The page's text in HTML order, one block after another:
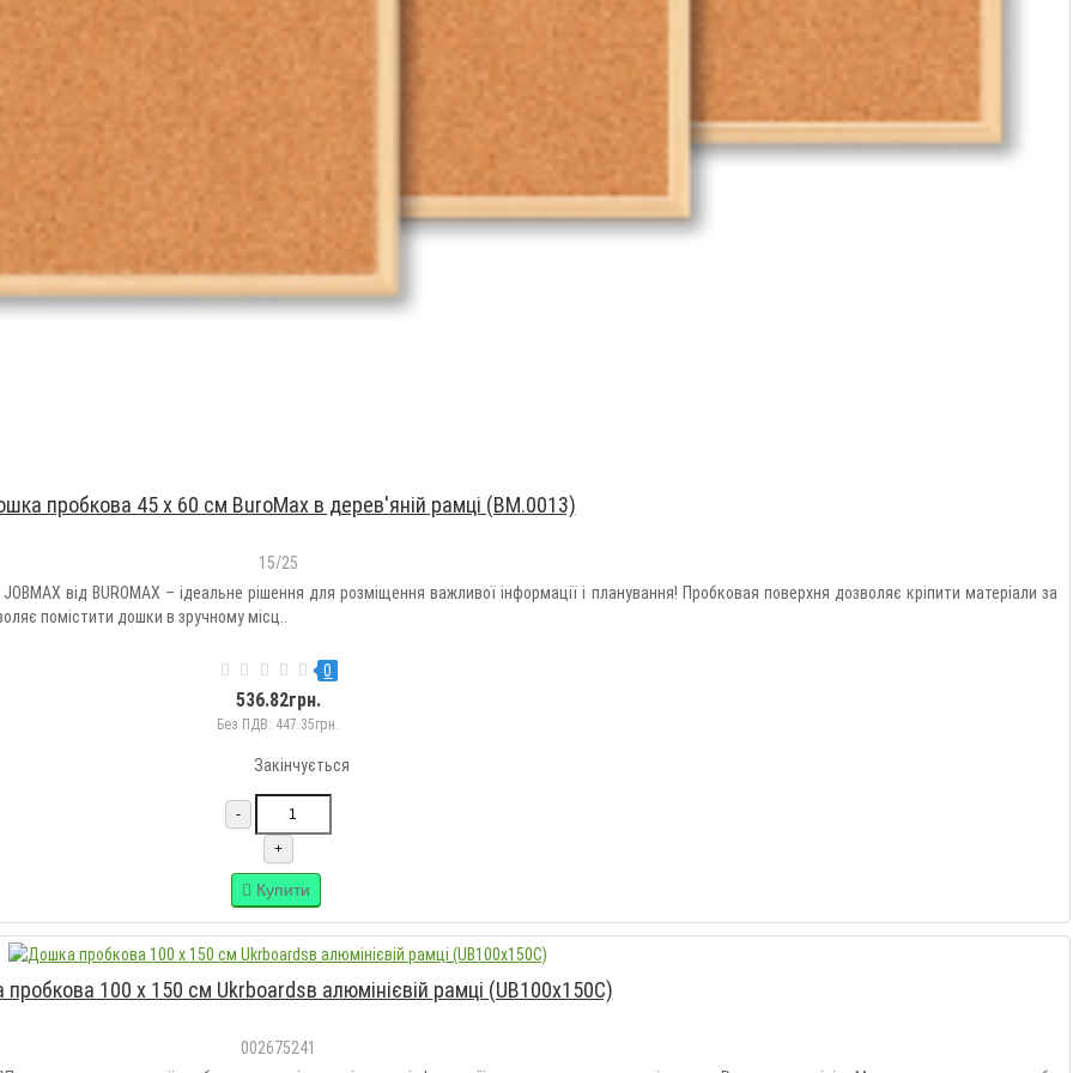
пробкова 45 х 60 см BuroMax в дерев'яній рамці (ВМ.0013)
15/25
від BUROMAX – ідеальне рішення для розміщення важливої інформації і планування! Пробковая поверхня дозволяє кріпити матеріали за
помістити дошки в зручному місц..
0
536.82грн.
Без ПДВ: 447.35грн.
Закінчується
-
+
Купити
100 х 150 см Ukrboardsв алюмінієвій рамці (UB100x150C)
002675241